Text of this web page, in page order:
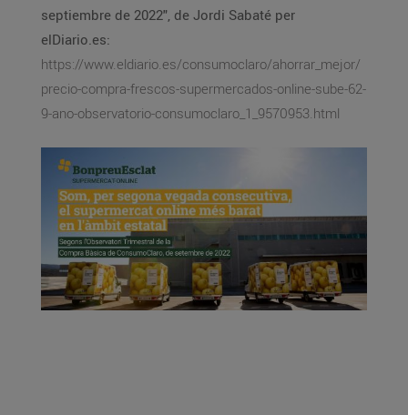
septiembre de 2022", de Jordi Sabaté per
elDiario.es:
https://www.eldiario.es/consumoclaro/ahorrar_mejor/
precio-compra-frescos-supermercados-online-sube-62-
9-ano-observatorio-consumoclaro_1_9570953.html